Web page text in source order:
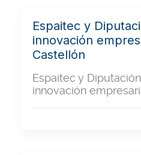
Espaitec y
innovación
Castellón
Espaitec y
innovación